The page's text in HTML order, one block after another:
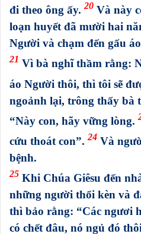
đi theo ông ấy.20 Và này
loạn huyết đã mười hai
Người và chạm đến gấu
21 Vì bà nghĩ thầm rằng:
áo Người thôi, thì tôi sẽ
ngoảnh lại, trông thấy bà
“Này con, hãy vững lòng.
cứu thoát con”. 24 Và
bệnh.
25 Khi Chúa Giêsu đến
những người thổi kèn và
thì bảo rằng: “Các ngươi
có chết đâu, nó ngủ đó